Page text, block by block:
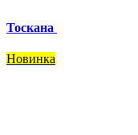
Тоскана
Новинка